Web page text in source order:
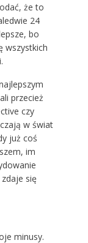
że to
24
bo
wszystkich
przecież
czy
w świat
już coś
im
się
minusy.